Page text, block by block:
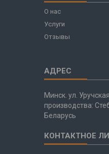
О нас
Услуги
Отзывы
Минск. ул.
производства:
Беларусь